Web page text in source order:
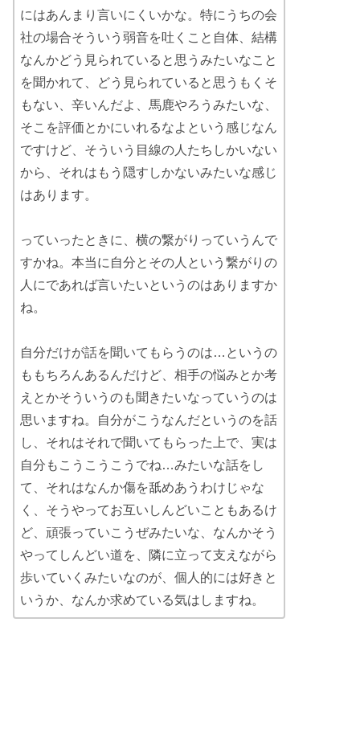
にはあんまり言いにくいかな。特にうちの会
社の場合そういう弱音を吐くこと自体、結構
なんかどう見られていると思うみたいなこと
を聞かれて、どう見られていると思うもくそ
もない、辛いんだよ、馬鹿やろうみたいな、
そこを評価とかにいれるなよという感じなん
ですけど、そういう目線の人たちしかいない
から、それはもう隠すしかないみたいな感じ
はあります。
っていったときに、横の繋がりっていうんで
すかね。本当に自分とその人という繋がりの
人にであれば言いたいというのはありますか
ね。
自分だけが話を聞いてもらうのは…というの
ももちろんあるんだけど、相手の悩みとか考
えとかそういうのも聞きたいなっていうのは
思いますね。自分がこうなんだというのを話
し、それはそれで聞いてもらった上で、実は
自分もこうこうこうでね…みたいな話をし
て、それはなんか傷を舐めあうわけじゃな
く、そうやってお互いしんどいこともあるけ
ど、頑張っていこうぜみたいな、なんかそう
やってしんどい道を、隣に立って支えながら
歩いていくみたいなのが、個人的には好きと
いうか、なんか求めている気はしますね。